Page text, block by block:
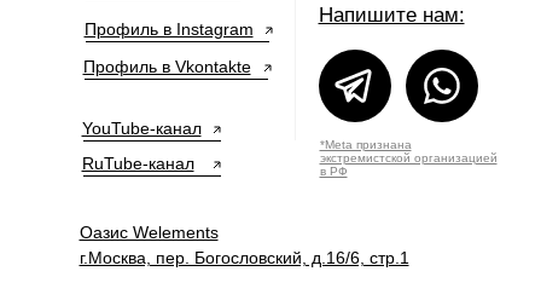
Оазис Welements
г.Москва, пер. Богословский, д.16/6, стр.1
Профиль в Instagram
Профиль в Vkontakte
*Meta признана
экстремистской организацией
в РФ
Напишите нам:
RuTube-канал
YouTube-канал